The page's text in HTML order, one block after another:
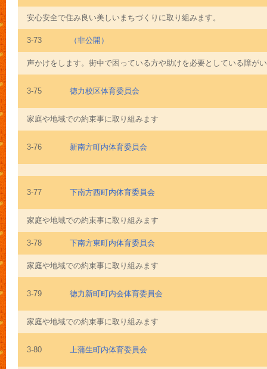
安心安全で住み良い美しいまちづくりに取り組みます。
3-73 （非公開）
声かけをします。街中で困っている方や助けを必要としている障が
3-75 徳力校区体育委員会
家庭や地域での約束事に取り組みます
3-76 新南方町内体育委員会
3-77 下南方西町内体育委員会
家庭や地域での約束事に取り組みます
3-78 下南方東町内体育委員会
家庭や地域での約束事に取り組みます
3-79 徳力新町町内会体育委員会
家庭や地域での約束事に取り組みます
3-80 上蒲生町内体育委員会